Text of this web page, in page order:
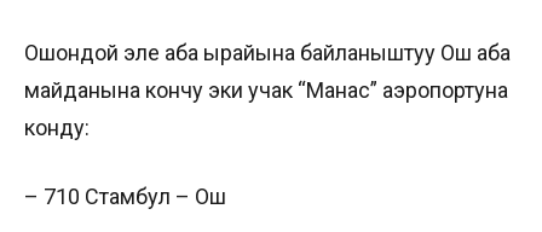
Ошондой эле аба ырайына байланыштуу Ош аба
майданына кончу эки учак “Манас” аэропортуна
конду:
– 710 Стамбул – Ош